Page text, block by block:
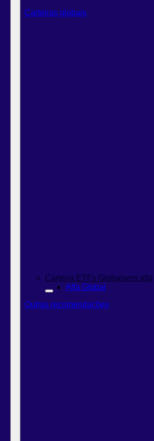
Carteiras globais
Carteira ETFs Globaisem alta
Alfa Global
Outras recomendações